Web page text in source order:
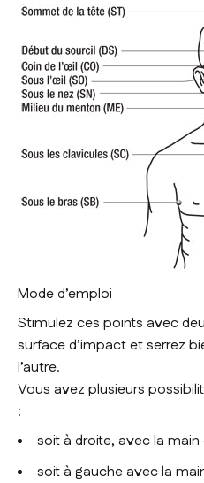
Mode d’emploi
Stimulez ces points avec
surface d’impact et serrez
l’autre.
Vous avez plusieurs
:
soit à droite, avec la
soit à gauche avec la